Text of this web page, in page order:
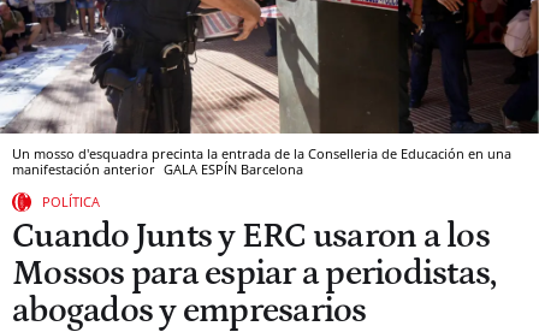
Un mosso d'esquadra precinta la entrada de la Conselleria de Educación en una
manifestación anterior GALA ESPÍN Barcelona
POLÍTICA
Cuando Junts y ERC usaron a los
Mossos para espiar a periodistas,
abogados y empresarios